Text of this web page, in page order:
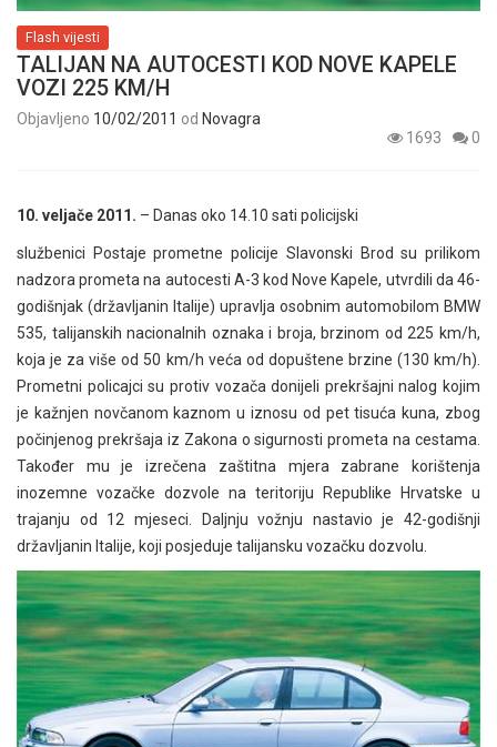
Flash vijesti
TALIJAN NA AUTOCESTI KOD NOVE KAPELE
VOZI 225 KM/H
Objavljeno 10/02/2011 od Novagra
1693
0
10. veljače 2011. – Danas oko 14.10 sati policijski
službenici Postaje prometne policije Slavonski Brod su prilikom
nadzora prometa na autocesti A-3 kod Nove Kapele, utvrdili da 46-
godišnjak (državljanin Italije) upravlja osobnim automobilom BMW
535, talijanskih nacionalnih oznaka i broja, brzinom od 225 km/h,
koja je za više od 50 km/h veća od dopuštene brzine (130 km/h).
Prometni policajci su protiv vozača donijeli prekršajni nalog kojim
je kažnjen novčanom kaznom u iznosu od pet tisuća kuna, zbog
počinjenog prekršaja iz Zakona o sigurnosti prometa na cestama.
Također mu je izrečena zaštitna mjera zabrane korištenja
inozemne vozačke dozvole na teritoriju Republike Hrvatske u
trajanju od 12 mjeseci. Daljnju vožnju nastavio je 42-godišnji
državljanin Italije, koji posjeduje talijansku vozačku dozvolu.